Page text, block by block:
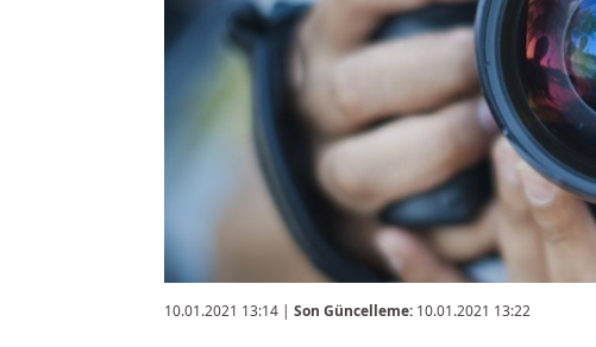
10.01.2021 13:14 | Son Güncelleme: 10.01.2021 13:22